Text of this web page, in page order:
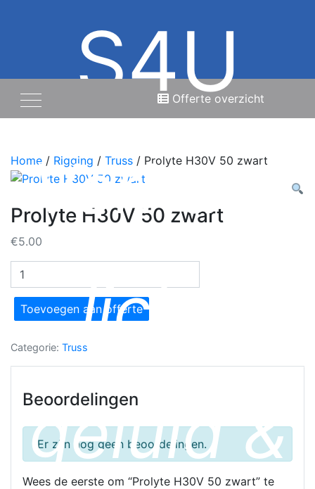
S4U
Verhuur
licht,
geluid &
Offerte overzicht
Home / Rigging / Truss / Prolyte H30V 50 zwart
Prolyte H30V 50 zwart
€5.00
Prolyte
H30V
50
zwart
Toevoegen aan offerte
Categorie: Truss
Beoordelingen
Er zijn nog geen beoordelingen.
Wees de eerste om “Prolyte H30V 50 zwart” te